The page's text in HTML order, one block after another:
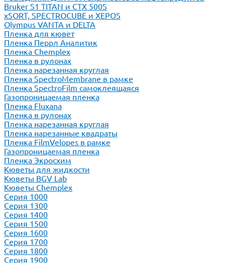
Bruker S1 TITAN и CTX 500S
xSORT, SPECTROCUBE и XEPOS
Olympus VANTA и DELTA
Пленка для кювет
Пленка Перрл Аналитик
Пленка Chemplex
Пленка в рулонах
Пленка нарезанная круглая
Пленка SpectroMembrane в рамке
Пленка SpectroFilm самоклеящаяся
Газопроницаемая пленка
Пленка Fluxana
Пленка в рулонах
Пленка нарезанная круглая
Пленка нарезанные квадраты
Пленка FilmVelopes в рамке
Газопроницаемая пленка
Пленка Экросхим
Кюветы для жидкости
Кюветы BGV Lab
Кюветы Chemplex
Серия 1000
Серия 1300
Серия 1400
Серия 1500
Серия 1600
Серия 1700
Серия 1800
Серия 1900